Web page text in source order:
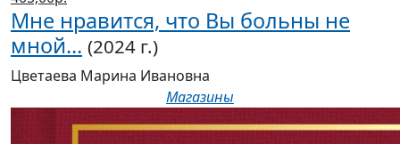
Мне нравится, что Вы больны не
мной... (2024 г.)
Цветаева Марина Ивановна
Магазины